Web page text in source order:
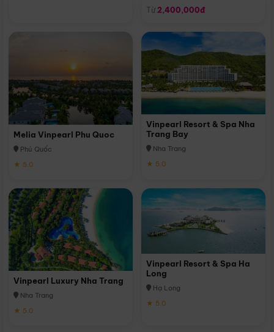
Từ 2,400,000đ
Melia Vinpearl Phu Quoc
Phú Quốc
★ 5.0
Vinpearl Resort & Spa Nha
Trang Bay
Nha Trang
★ 5.0
Vinpearl Luxury Nha Trang
Nha Trang
★ 5.0
Vinpearl Resort & Spa Ha
Long
Hạ Long
★ 5.0